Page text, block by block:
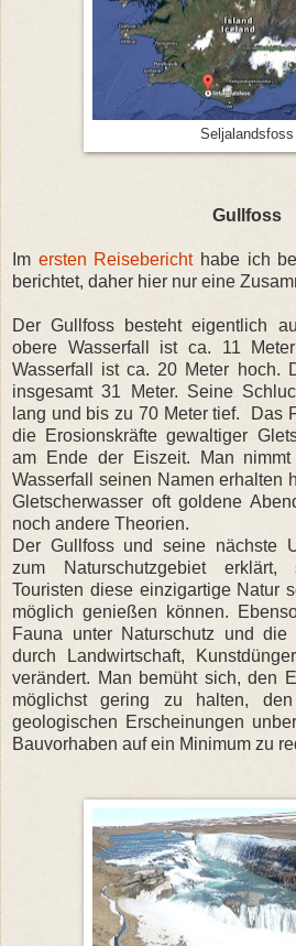
Seljalandsfoss
Gullfoss
Im ersten Reiseberichthabe ich
berichtet, daher hier nur eine
Der Gullfoss besteht eigentlich
obere Wasserfall ist ca. 11
Wasserfall ist ca. 20 Meter hoch.
insgesamt 31 Meter. Seine
lang und bis zu 70 Meter tief. Das
die Erosionskräfte gewaltiger
am Ende der Eiszeit. Man
Wasserfall seinen Namen erhalten
Gletscherwasser oft goldene
noch andere Theorien.
Der Gullfoss und seine nächste
zum Naturschutzgebiet
Touristen diese einzigartige Natur
möglich genießen können.
Fauna unter Naturschutz und
durch Landwirtschaft,
verändert. Man bemüht sich, den
möglichst gering zu halten,
geologischen Erscheinungen
Bauvorhaben auf ein Minimum zu